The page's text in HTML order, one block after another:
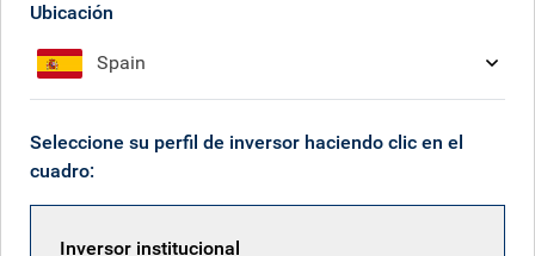
Ubicación
Spain
Seleccione su perfil de inversor haciendo clic en el
cuadro:
Inversor institucional